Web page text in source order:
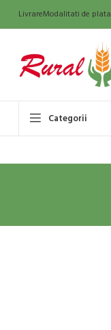
LivrareModalitati de plata
Categorii